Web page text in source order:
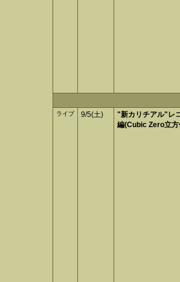
ライブ 9/5(土)
"新カリチアル"レ
編(Cubic Zero立